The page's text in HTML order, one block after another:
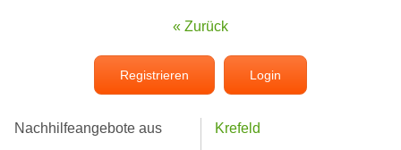
« Zurück
Registrieren Login
Nachhilfeangebote aus
Krefeld